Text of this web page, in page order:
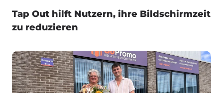
Tap Out hilft Nutzern, ihre Bildschirmzeit
zu reduzieren